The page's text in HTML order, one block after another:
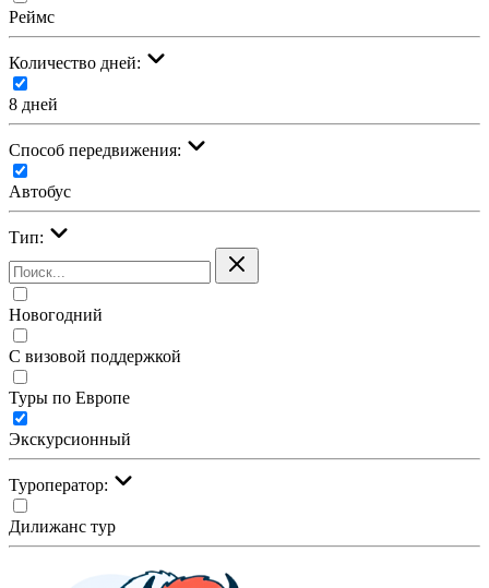
Реймс
Количество дней:
8 дней
Cпособ передвижения:
Автобус
Тип:
Новогодний
С визовой поддержкой
Туры по Европе
Экскурсионный
Туроператор:
Дилижанс тур